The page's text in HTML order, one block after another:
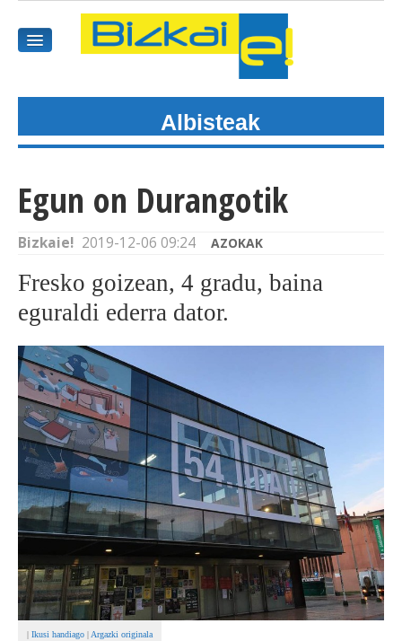
GAIAK
AGENDEA
KOMUNITATEA
BIDEOAK
BEREZIAK
ARGAZKIAK
... AUKERA GEHIAGO
Albisteak
Egun on Durangotik
Bizkaie! 2019-12-06 09:24 AZOKAK
Fresko goizean, 4 gradu, baina
eguraldi ederra dator.
| Ikusi handiago | Argazki originala